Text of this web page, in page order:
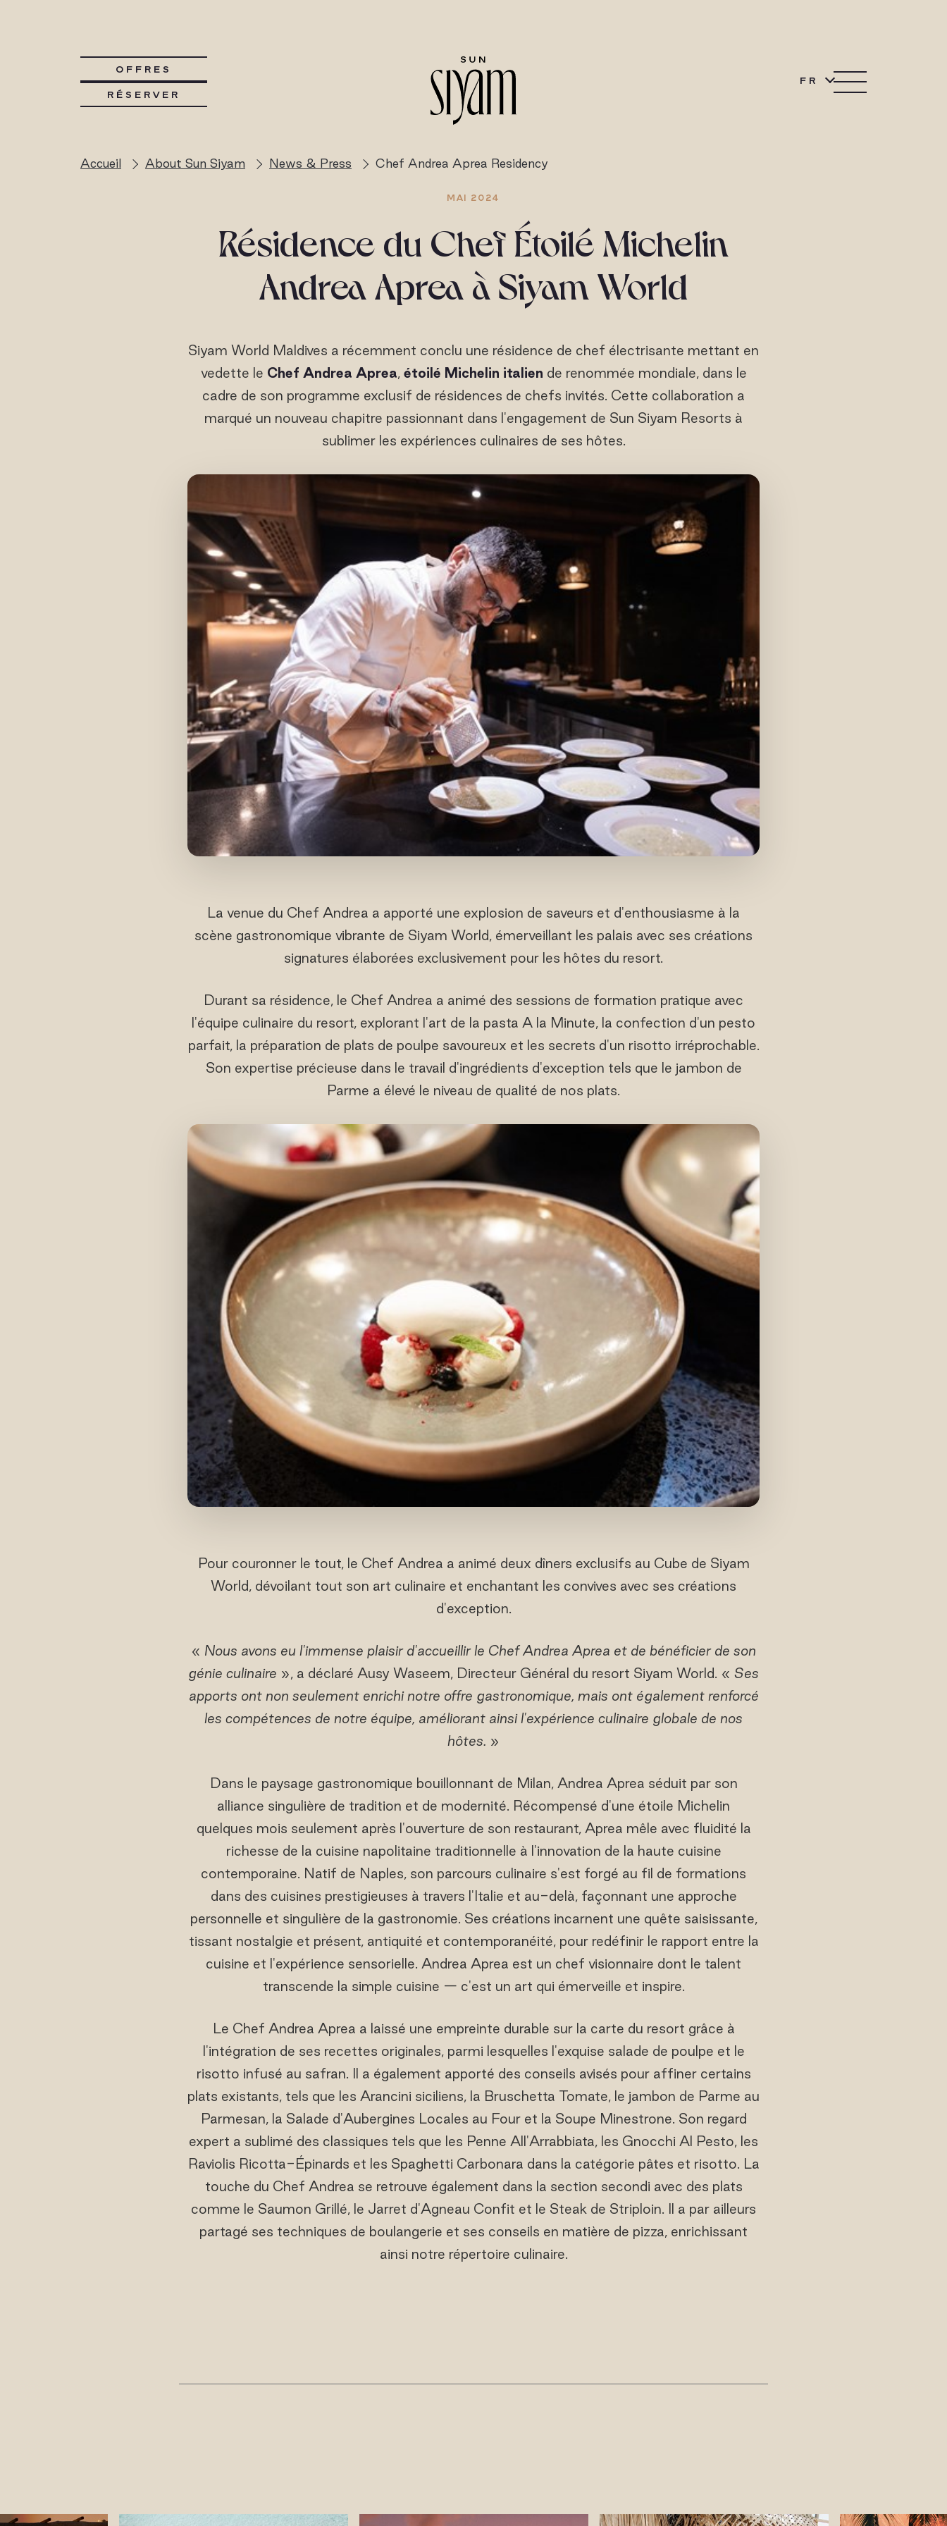
OFFRES
RÉSERVER
FR
Accueil About Sun Siyam News & Press Chef Andrea Aprea Residency
MAI 2024
Résidence du Chef Étoilé Michelin
Andrea Aprea à Siyam World
Siyam World Maldives a récemment conclu une résidence de chef électrisante mettant en
vedette le Chef Andrea Aprea, étoilé Michelin italien de renommée mondiale, dans le
cadre de son programme exclusif de résidences de chefs invités. Cette collaboration a
marqué un nouveau chapitre passionnant dans l'engagement de Sun Siyam Resorts à
sublimer les expériences culinaires de ses hôtes.
La venue du Chef Andrea a apporté une explosion de saveurs et d'enthousiasme à la
scène gastronomique vibrante de Siyam World, émerveillant les palais avec ses créations
signatures élaborées exclusivement pour les hôtes du resort.
Durant sa résidence, le Chef Andrea a animé des sessions de formation pratique avec
l'équipe culinaire du resort, explorant l'art de la pasta A la Minute, la confection d'un pesto
parfait, la préparation de plats de poulpe savoureux et les secrets d'un risotto irréprochable.
Son expertise précieuse dans le travail d'ingrédients d'exception tels que le jambon de
Parme a élevé le niveau de qualité de nos plats.
Pour couronner le tout, le Chef Andrea a animé deux dîners exclusifs au Cube de Siyam
World, dévoilant tout son art culinaire et enchantant les convives avec ses créations
d'exception.
« Nous avons eu l'immense plaisir d'accueillir le Chef Andrea Aprea et de bénéficier de son
génie culinaire », a déclaré Ausy Waseem, Directeur Général du resort Siyam World. « Ses
apports ont non seulement enrichi notre offre gastronomique, mais ont également renforcé
les compétences de notre équipe, améliorant ainsi l'expérience culinaire globale de nos
hôtes. »
Dans le paysage gastronomique bouillonnant de Milan, Andrea Aprea séduit par son
alliance singulière de tradition et de modernité. Récompensé d'une étoile Michelin
quelques mois seulement après l'ouverture de son restaurant, Aprea mêle avec fluidité la
richesse de la cuisine napolitaine traditionnelle à l'innovation de la haute cuisine
contemporaine. Natif de Naples, son parcours culinaire s'est forgé au fil de formations
dans des cuisines prestigieuses à travers l'Italie et au-delà, façonnant une approche
personnelle et singulière de la gastronomie. Ses créations incarnent une quête saisissante,
tissant nostalgie et présent, antiquité et contemporanéité, pour redéfinir le rapport entre la
cuisine et l'expérience sensorielle. Andrea Aprea est un chef visionnaire dont le talent
transcende la simple cuisine — c'est un art qui émerveille et inspire.
Le Chef Andrea Aprea a laissé une empreinte durable sur la carte du resort grâce à
l'intégration de ses recettes originales, parmi lesquelles l'exquise salade de poulpe et le
risotto infusé au safran. Il a également apporté des conseils avisés pour affiner certains
plats existants, tels que les Arancini siciliens, la Bruschetta Tomate, le jambon de Parme au
Parmesan, la Salade d'Aubergines Locales au Four et la Soupe Minestrone. Son regard
expert a sublimé des classiques tels que les Penne All'Arrabbiata, les Gnocchi Al Pesto, les
Raviolis Ricotta-Épinards et les Spaghetti Carbonara dans la catégorie pâtes et risotto. La
touche du Chef Andrea se retrouve également dans la section secondi avec des plats
comme le Saumon Grillé, le Jarret d'Agneau Confit et le Steak de Striploin. Il a par ailleurs
partagé ses techniques de boulangerie et ses conseils en matière de pizza, enrichissant
ainsi notre répertoire culinaire.